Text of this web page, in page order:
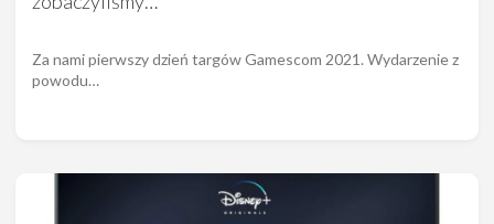
Za nami pierwszy dzień targów Gamescom 2021. Wydarzenie z
powodu…